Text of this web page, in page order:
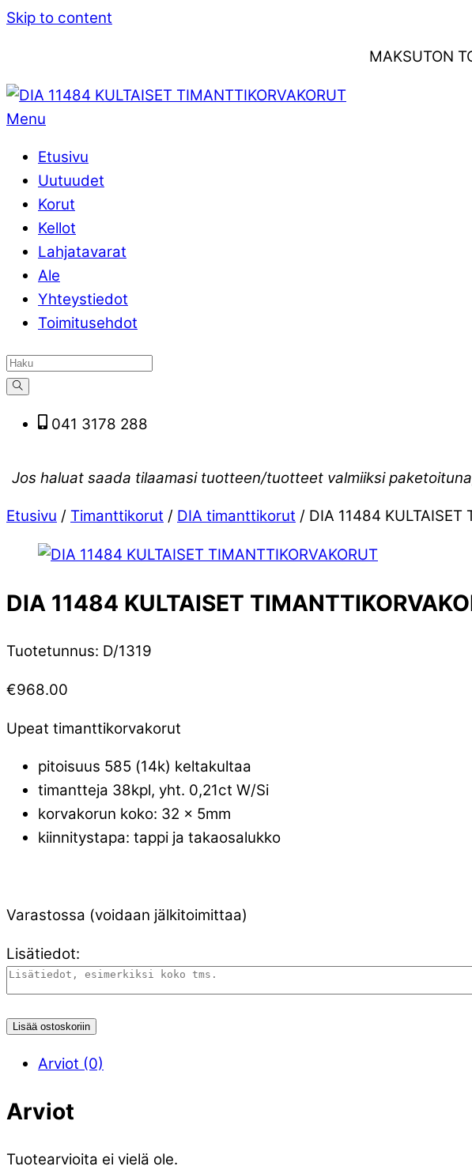
Skip to content
MAKSUTON
Menu
Etusivu
Uutuudet
Korut
Kellot
Lahjatavarat
Ale
Yhteystiedot
Toimitusehdot
041 3178 288
Jos haluat saada tilaamasi tuotteen/tuotteet valmiiksi
Etusivu / Timanttikorut / DIA timanttikorut / DIA 11484 KULTAISET
DIA 11484 KULTAISET
Tuotetunnus: D/1319
€968.00
Upeat timanttikorvakorut
pitoisuus 585 (14k) keltakultaa
timantteja 38kpl, yht. 0,21ct W/Si
korvakorun koko: 32 x 5mm
kiinnitystapa: tappi ja takaosalukko
Varastossa (voidaan jälkitoimittaa)
Lisätiedot:
Lisää ostoskoriin
Arviot (0)
Arviot
Tuotearvioita ei vielä ole.